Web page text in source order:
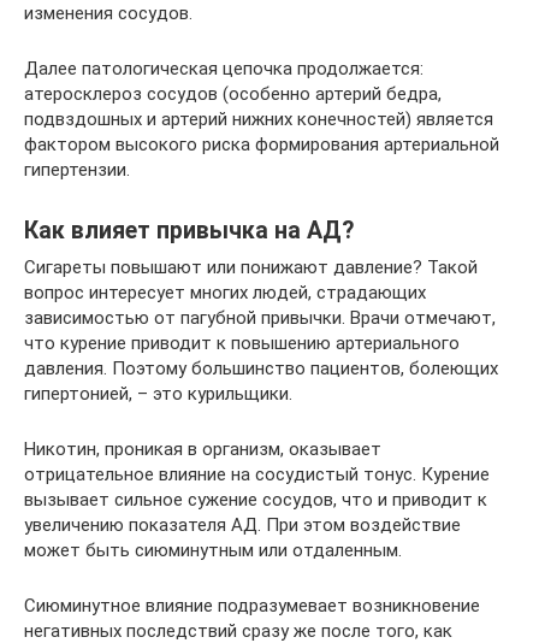
изменения сосудов.
Далее патологическая цепочка продолжается:
атеросклероз сосудов (особенно артерий бедра,
подвздошных и артерий нижних конечностей) является
фактором высокого риска формирования артериальной
гипертензии.
Как влияет привычка на АД?
Сигареты повышают или понижают давление? Такой
вопрос интересует многих людей, страдающих
зависимостью от пагубной привычки. Врачи отмечают,
что курение приводит к повышению артериального
давления. Поэтому большинство пациентов, болеющих
гипертонией, – это курильщики.
Никотин, проникая в организм, оказывает
отрицательное влияние на сосудистый тонус. Курение
вызывает сильное сужение сосудов, что и приводит к
увеличению показателя АД. При этом воздействие
может быть сиюминутным или отдаленным.
Сиюминутное влияние подразумевает возникновение
негативных последствий сразу же после того, как